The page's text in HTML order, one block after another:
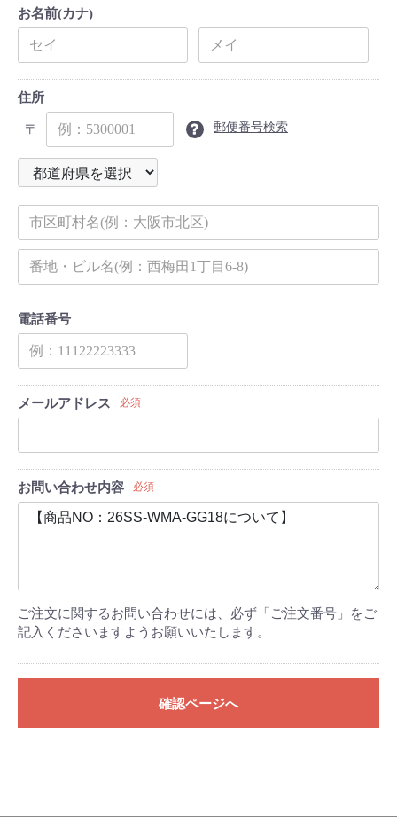
お名前(カナ)
住所
〒 郵便番号検索
電話番号
メールアドレス 必須
お問い合わせ内容 必須
ご注文に関するお問い合わせには、必ず「ご注文番号」をご
記入くださいますようお願いいたします。
確認ページへ